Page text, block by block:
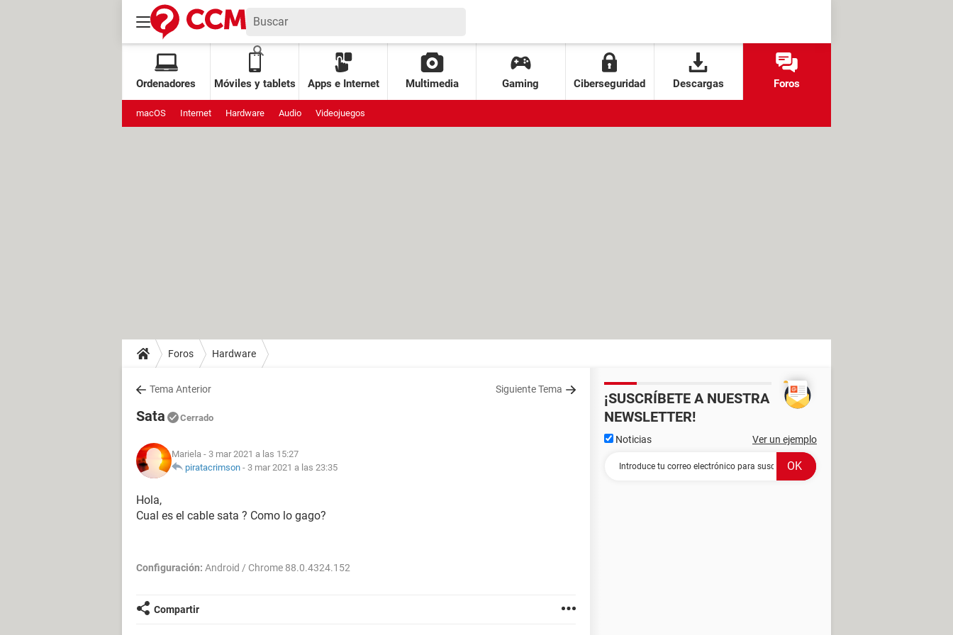
Ordenadores Móviles y tablets Apps e Internet Multimedia Gaming Ciberseguridad Descargas Foros
macOS Internet Hardware Audio Videojuegos
Foros Hardware
Tema Anterior Siguiente Tema
Sata Cerrado
Mariela - 3 mar 2021 a las 15:27
piratacrimson - 3 mar 2021 a las 23:35
Hola,
Cual es el cable sata ? Como lo gago?
Configuración: Android / Chrome 88.0.4324.152
Compartir
¡SUSCRÍBETE A NUESTRA
NEWSLETTER!
Noticias Ver un ejemplo